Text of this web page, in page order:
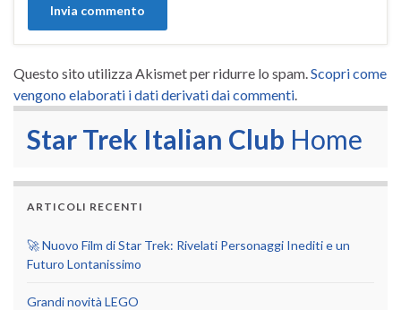
Questo sito utilizza Akismet per ridurre lo spam. Scopri come
vengono elaborati i dati derivati dai commenti
Star Trek Italian Club Home
ARTICOLI RECENTI
🚀 Nuovo Film di Star Trek: Rivelati Personaggi Inediti e un
Futuro Lontanissimo
Grandi novità LEGO